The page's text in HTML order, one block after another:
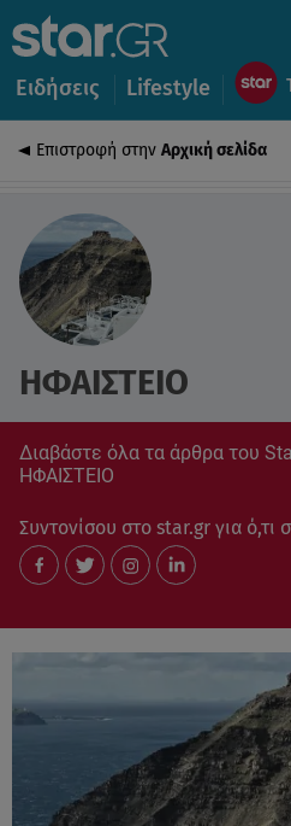
Ειδήσεις Lifestyle
Επιστροφή στην Αρχική σελίδα
ΗΦΑΙΣΤΕΙΟ
Διαβάστε όλα τα άρθρα του
ΗΦΑΙΣΤΕΙΟ
Συντονίσου στο star.gr για ό,τι